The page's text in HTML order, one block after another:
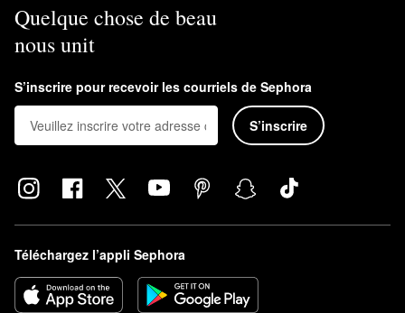
Quelque chose de beau
nous unit
S’inscrire pour recevoir les courriels de Sephora
S’inscrire
Téléchargez l’appli Sephora